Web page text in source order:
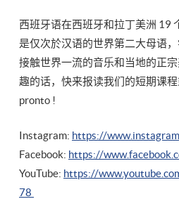
西班牙语在西班牙和拉丁美洲 19
是仅次於汉语的世界第二大母语
接触世界一流的音乐和当地的正
趣的话，快来报读我们的短期课
pronto !
Instagram: https://
Facebook: https://
YouTube: https://
78